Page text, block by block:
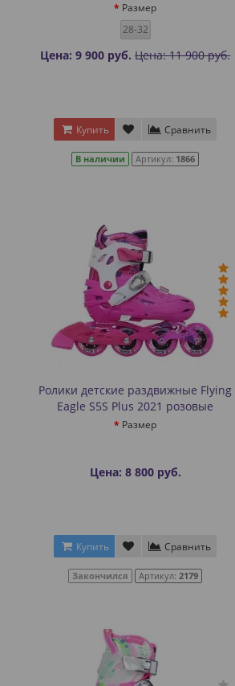
Размер
28-32
Цена: 9 900 руб. Цена: 11 900 руб.
Купить Сравнить
В наличии Артикул: 1866
Ролики детские раздвижные Flying
Eagle S5S Plus 2021 розовые
Размер
Цена: 8 800 руб.
Купить Сравнить
Закончился Артикул:2179